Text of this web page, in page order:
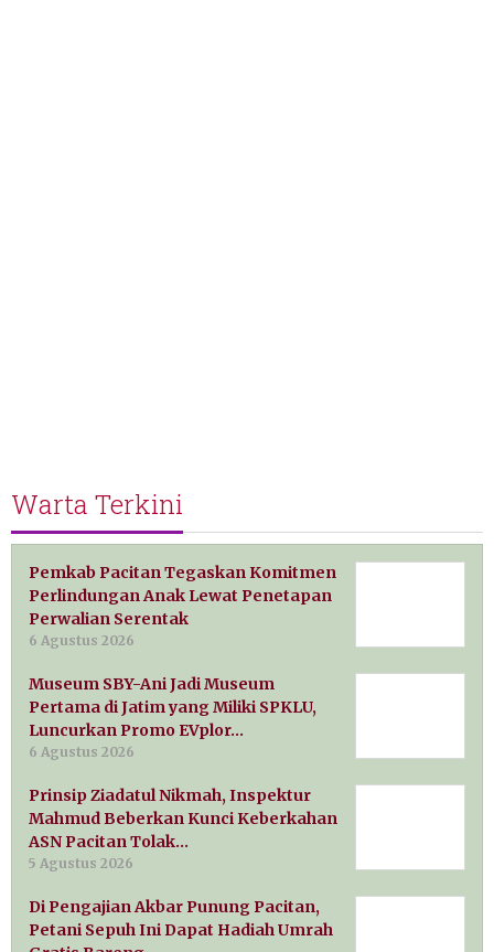
Warta Terkini
Pemkab Pacitan Tegaskan Komitmen
Perlindungan Anak Lewat Penetapan
Perwalian Serentak
6 Agustus 2026
Museum SBY-Ani Jadi Museum
Pertama di Jatim yang Miliki SPKLU,
Luncurkan Promo EVplor…
6 Agustus 2026
Prinsip Ziadatul Nikmah, Inspektur
Mahmud Beberkan Kunci Keberkahan
ASN Pacitan Tolak…
5 Agustus 2026
Di Pengajian Akbar Punung Pacitan,
Petani Sepuh Ini Dapat Hadiah Umrah